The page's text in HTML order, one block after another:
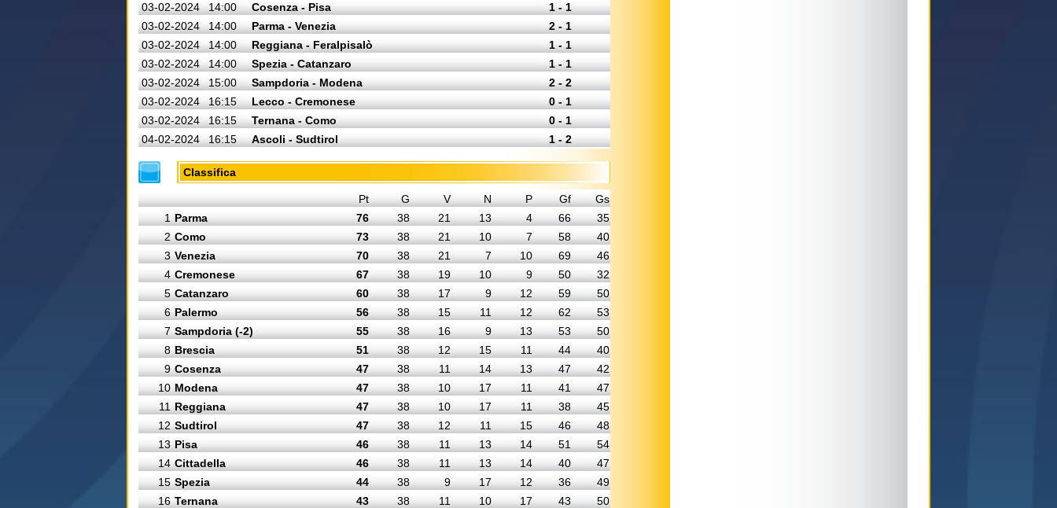
03-02-2024
14:00 Cosenza - Pisa
1 - 1
03-02-2024
14:00 Parma - Venezia
2 - 1
03-02-2024
14:00 Reggiana - Feralpisalò
1 - 1
03-02-2024
14:00 Spezia - Catanzaro
1 - 1
03-02-2024
15:00 Sampdoria - Modena
2 - 2
03-02-2024
16:15 Lecco - Cremonese
0 - 1
03-02-2024
16:15 Ternana - Como
0 - 1
04-02-2024
16:15 Ascoli - Sudtirol 1 - 2
Classifica
Pt G V N P Gf
Gs
1 Parma 76 38 21 13 4 66
35
2 Como 73 38 21 10 7 58
40
3 Venezia 70 38 21 7 10 69
46
4 Cremonese 67 38 19 10 9 50
32
5 Catanzaro 60 38 17 9 12 59
50
6 Palermo 56 38 15 11 12 62
53
7 Sampdoria (-2) 55 38 16 9 13 53
50
8 Brescia 51 38 12 15 11 44
40
9 Cosenza 47 38 11 14 13 47
42
10 Modena 47 38 10 17 11 41
47
11 Reggiana 47 38 10 17 11 38
45
12 Sudtirol 47 38 12 11 15 46
48
13 Pisa 46 38 11 13 14 51
54
14 Cittadella 46 38 11 13 14 40
47
15 Spezia 44 38 9 17 12 36
49
16 Ternana 43 38 11 10 17 43
50